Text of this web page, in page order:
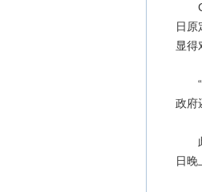
日原
显得
“是
政府
此
日晚